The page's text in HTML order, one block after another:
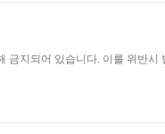
지되어 있습니다. 이를 위반시